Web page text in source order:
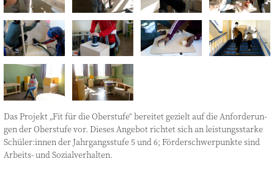
Das Pro­jekt „Fit für die Ober­stu­fe“ berei­tet gezielt auf die Anfor­de­run­
gen der Ober­stu­fe vor. Die­ses Ange­bot rich­tet sich an leis­tungs­star­ke
Schüler:innen der Jahr­gangs­stu­fe 5 und 6; För­der­schwer­punk­te sind
Arbeits- und Sozialverhalten.